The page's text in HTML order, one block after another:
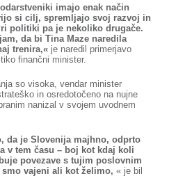
imajo enak način
si cilj, spremljajo svoj razvoj in
politiki pa je nekoliko drugače.
da bi Tina Maze naredila
trenira,« je naredil primerjavo
finančni minister.
so visoka, vendar minister
in osredotočeno na nujne
nanizal v svojem uvodnem
da je Slovenija majhno, odprto
v tem času – boj kot kdaj koli
povezave s tujim poslovnim
vajeni ali kot želimo, « je bil